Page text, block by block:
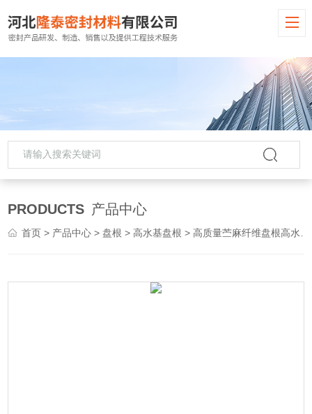
PRODUCTS 产品中心
首页 > 产品中心 > 盘根 >高水基盘根 > 高质量苎麻纤维盘根高水基盘根量大从优